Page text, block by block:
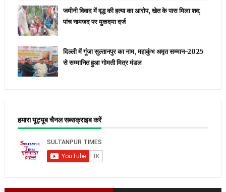
जमीनी विवाद में वृद्ध की हत्या का आरोप, खेत के पास मिला शव;
पांच नामजद पर मुकदमा दर्ज
दिल्ली में गूंजा सुल्तानपुर का नाम, महाकुंभ अमृत सम्मान-2025
से सम्मानित हुआ गोमती मित्र मंडल
हमारा यूट्यूब चैनल सब्सक्राइब करें